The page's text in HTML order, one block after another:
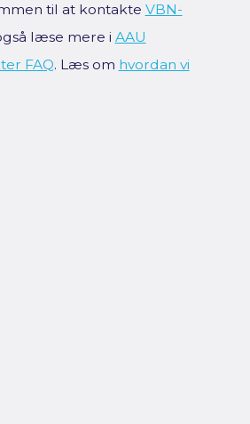
til at kontakte VBN-
læse mere i AAU
FAQ. Læs om hvordan vi